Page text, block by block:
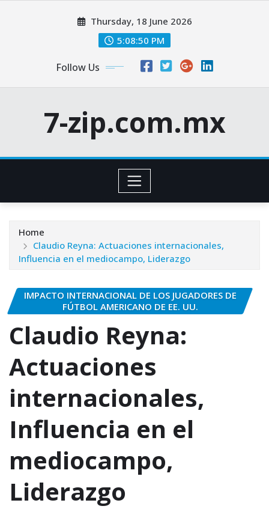
Thursday, 18 June 2026
5:08:52 PM
Follow Us
7-zip.com.mx
Home
Claudio Reyna: Actuaciones internacionales,
Influencia en el mediocampo, Liderazgo
IMPACTO INTERNACIONAL DE LOS JUGADORES DE
FÚTBOL AMERICANO DE EE. UU.
Claudio Reyna:
Actuaciones
internacionales,
Influencia en el
mediocampo,
Liderazgo